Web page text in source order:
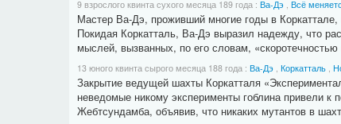
9 взрослого квинта сухого месяца 189 года : Ва-Дэ , Всё
Мастер Ва-Дэ, проживший многие годы в
Покидая Коркатталь, Ва-Дэ выразил надежду, что
мыслей, вызванных, по его словам, «скоротечностью
13 юного квинта сырого месяца 188 года : Ва-Дэ Коркатталь,
Закрытие ведущей шахты Коркатталя
неведомые никому эксперименты гоблина привели
Жебтсундамба, объявив, что никаких мутантов в